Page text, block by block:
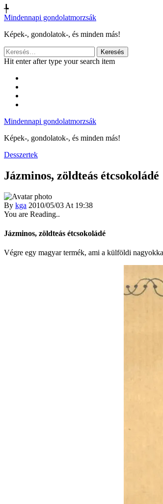
╄
Mindennapi gondolatmorzsák
Képek-, gondolatok-, és minden más!
Keresés:
Hit enter after type your search item
Mindennapi gondolatmorzsák
Képek-, gondolatok-, és minden más!
Desszertek
Jázminos, zöldteás étcsokoládé
By kga 2010/05/03 At 19:38
You are Reading..
Jázminos, zöldteás étcsokoládé
Végre egy magyar termék, ami a külföldi